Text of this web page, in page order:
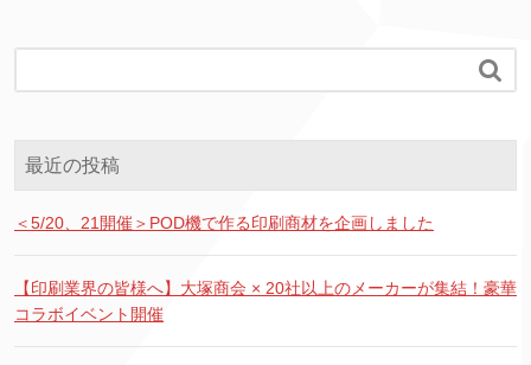

最近の投稿
＜5/20、21開催＞POD機で作る印刷商材を企画しました
【印刷業界の皆様へ】大塚商会 × 20社以上のメーカーが集結！豪華
コラボイベント開催